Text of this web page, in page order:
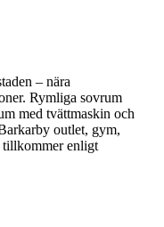
– nära
Rymliga sovrum
med tvättmaskin och
outlet, gym,
tillkommer enligt